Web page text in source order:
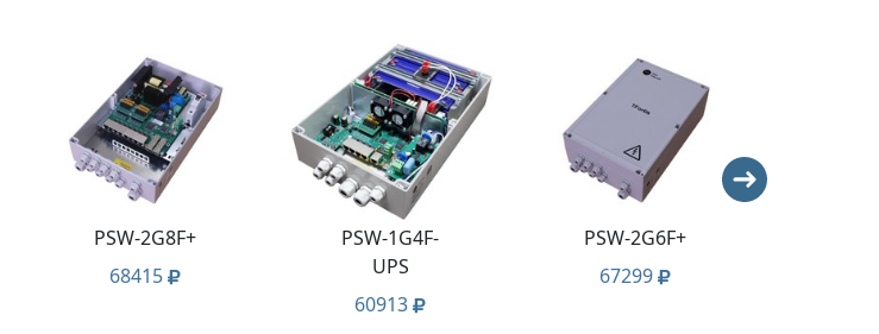
PSW-2G8F+
68415
PSW-1G4F-
UPS
60913
PSW-2G6F+
67299